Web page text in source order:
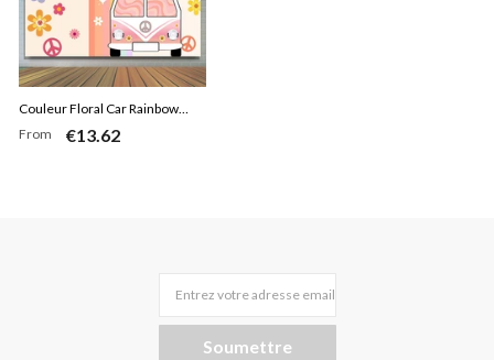
Couleur Floral Car Rainbow
Joyeux Anniversaire Toile de
From €13.62
Entrez votre adresse email
Soumettre